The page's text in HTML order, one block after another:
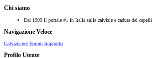
Chi siamo
Dal 1999 il portale #1 in Italia sulla calvizie e caduta dei capelli
Navigazione Veloce
Calvizie.net Forum Supporto
Profilo Utente